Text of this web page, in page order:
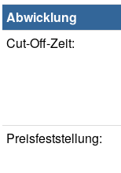
Abwicklung
Cut-Off-Zeit:
Preisfeststellung: